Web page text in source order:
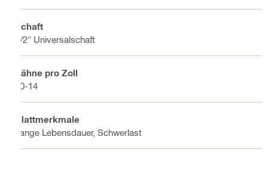
Schaft
1/2" Universalschaft
Zähne pro Zoll
10-14
Blattmerkmale
Lange Lebensdauer, Schwerlast